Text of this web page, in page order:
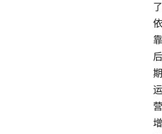
了
依
靠
后
期
运
营
增